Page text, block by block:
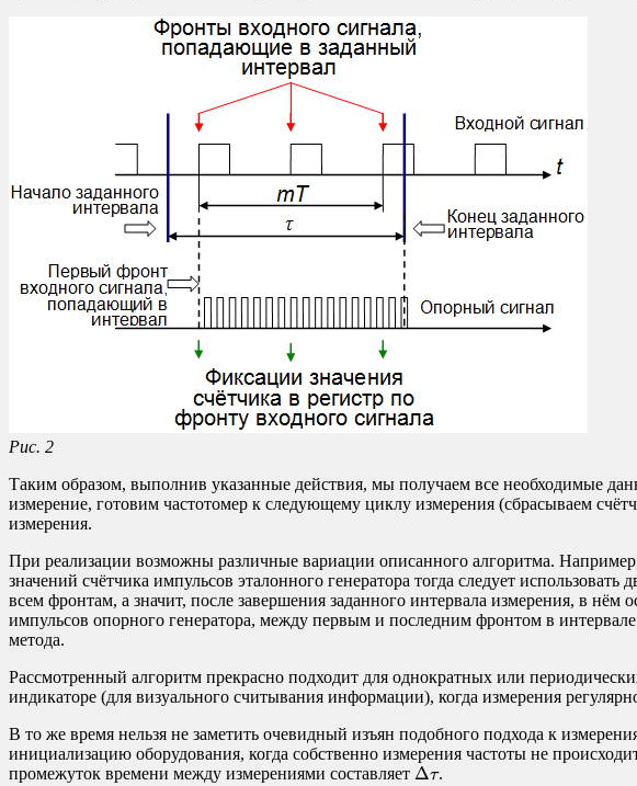
Рис. 2
Таким образом, выполнив указанные действия, мы получаем все необходимые
измерение, готовим частотомер к следующему циклу измерения (сбрасываем
измерения.
При реализации возможны различные вариации описанного алгоритма.
значений счётчика импульсов эталонного генератора тогда следует использовать
всем фронтам, а значит, после завершения заданного интервала измерения, в нём
импульсов опорного генератора, между первым и последним фронтом в интервале
метода.
Рассмотренный алгоритм прекрасно подходит для однократных или
индикаторе (для визуального считывания информации), когда измерения
В то же время нельзя не заметить очевидный изъян подобного подхода к
инициализацию оборудования, когда собственно измерения частоты не
промежуток времени между измерениями составляет Δτ
Δτ .